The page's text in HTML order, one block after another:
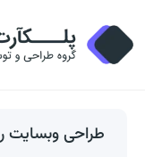
طراحی وبسایت